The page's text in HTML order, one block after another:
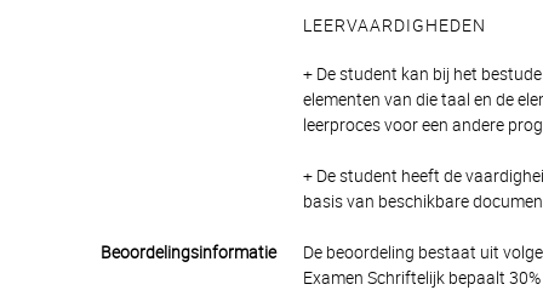
LEERVAARDIGHEDEN
+ De student kan bij het
elementen van die taal en de
leerproces voor een andere
+ De student heeft de
basis van beschikbare
Beoordelingsinformatie
De beoordeling bestaat uit
Examen Schriftelijk bepaalt